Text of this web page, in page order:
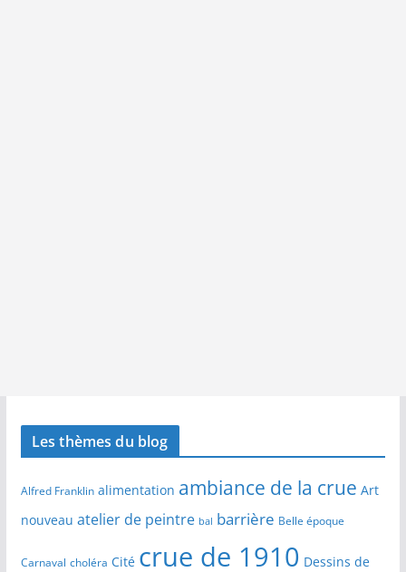
Les thèmes du blog
Alfred Franklin alimentation ambiance de la crue Art
nouveau atelier de peintre bal barrière Belle époque
Carnaval choléra Cité crue de 1910 Dessins de